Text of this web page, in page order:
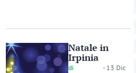
Natale in
Irpinia
di
- 13 Dic